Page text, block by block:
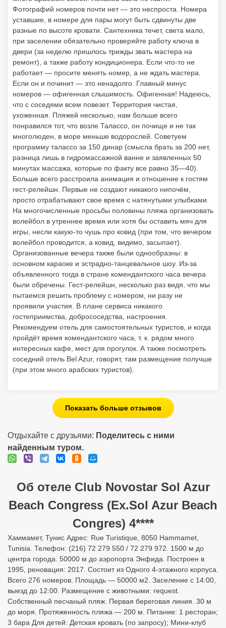
Фотографий номеров почти нет — это неспроста. Номера
уставшие, в номере для пары могут быть сдвинуты две
разные по высоте кровати. Сантехника течет, света мало,
при заселении обязательно проверяйте работу ключа в
двери (за неделю пришлось трижды звать мастера на
ремонт), а также работу кондиционера. Если что-то не
работает — просите менять номер, а не ждать мастера.
Если он и починит — это ненадолго. Главный минус
номеров — офигенная слышимость. Офигенная! Надеюсь,
что с соседями всем повезет. Территория чистая,
ухоженная. Пляжей несколько, нам больше всего
понравился тот, что возле Талассо, он почище и не так
многолюден, в море меньше водорослей. Советуем
программу талассо за 150 динар (смысла брать за 200 нет,
разница лишь в гидромассажной ванне и заявленных 50
минутах массажа, которые по факту все равно 35—40).
Больше всего расстроила анимация и отношение к гостям
гест-релейшн. Первые не создают никакого нипочём,
просто отрабатывают свое время с натянутыми улыбками.
На многочисленные просьбы половины пляжа организовать
волейбол в утреннее время или хотя бы оставить мяч для
игры, несли какую-то чушь про ковид (при том, что вечером
волейбол проводится, а ковид, видимо, засыпает).
Организованные вечера также были однообразны: в
основном караоке и эстрадно-танцевальное шоу. Из-за
объявленного тогда в стране комендантского часа вечера
были обречены. Гест-релейшн, несколько раз видя, что мы
пытаемся решить проблему с номером, ни разу не
проявили участия. В плане сервиса никакого
гостеприимства, добрососедства, настроения.
Рекомендуем отель для самостоятельных туристов, и когда
пройдёт время комендантского часа, т. к. рядом много
интересных кафе, мест для прогулок. А также посмотреть
соседний отель Bel Azur, говорят, там размещение получше
(при этом много арабских туристов).
Показать больше отзывов
Отдыхайте с друзьями: Поделитесь с ними
найденным туром.
Об отеле Club Novostar Sol Azur
Beach Congress (Ex.Sol Azur Beach
Congres) 4****
Хаммамет, Тунис Адрес: Rue Turistique, 8050 Hammamet,
Tunisia. Телефон: (216) 72 279 550 / 72 279 972. 1500 м до
центра города. 50000 м до аэропорта Энфида. Построен в
1995, реновация: 2017. Состоит из Одного 4-этажного корпуса.
Всего 276 номеров. Площадь — 50000 м2. Заселение с 14:00,
выезд до 12:00. Размещение с животными: request.
Собственный песчаный пляж. Первая береговая линия. 30 м
до моря. Протяженность пляжа — 200 м. Питание: 1 ресторан;
3 бара Для детей: Детская кровать (по запросу); Мини-клуб